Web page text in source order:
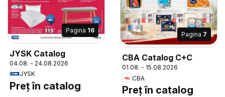
Pagina 16
JYSK Catalog
04.08. - 24.08.2026
JYSK
Preț în catalog
Pagina 7
CBA Catalog C+C
01.08. - 15.08.2026
CBA
Preț în catalog